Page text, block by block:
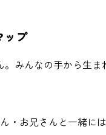
ップ
みんなの手から生ま
・お兄さんと一緒に